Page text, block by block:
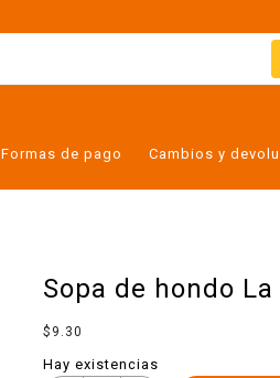
Formas de pago Cambios y
Sopa de hondo
$ 9.30
Hay existencias